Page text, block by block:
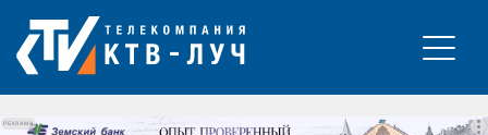
РЕКЛАМА